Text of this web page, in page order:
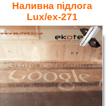
Наливна підлога
Lux/ex-271